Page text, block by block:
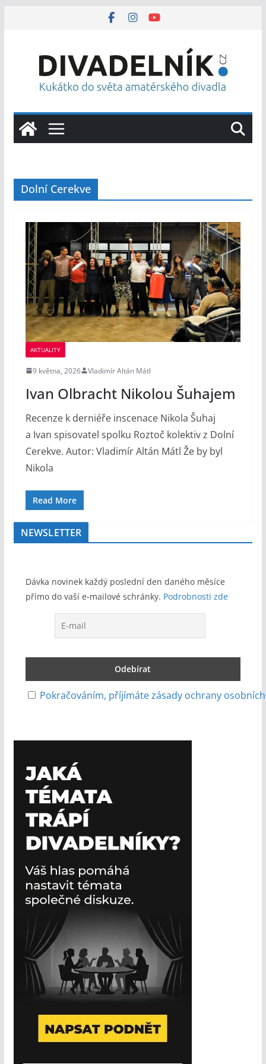
Dolní Cerekve
AKTUALITY
9 května, 2026 Vladimír Altán Mátl
Ivan Olbracht Nikolou Šuhajem
Recenze k derniéře inscenace Nikola Šuhaj
a Ivan spisovatel spolku Roztoč kolektiv z Dolní
Cerekve. Autor: Vladimír Altán Mátl Že by byl
Nikola
Read More
NEWSLETTER
Dávka novinek každý poslední den daného měsíce
přímo do vaší e-mailové schránky. Podrobnosti zde
Pokračováním, příjímáte zásady ochrany